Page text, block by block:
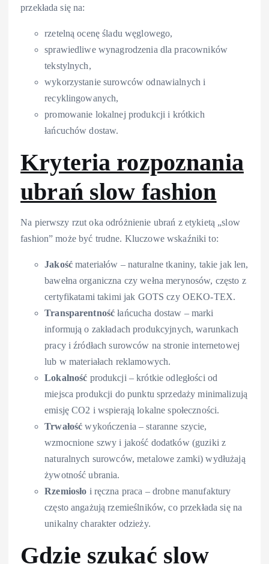
przekłada się na:
rzetelną ocenę śladu węglowego,
sprawiedliwe wynagrodzenia dla pracowników
tekstylnych,
wykorzystanie surowców odnawialnych i
recyklingowanych,
promowanie lokalnej produkcji i krótkich
łańcuchów dostaw.
Kryteria rozpoznania
ubrań slow fashion
Na pierwszy rzut oka odróżnienie ubrań z etykietą „slow
fashion” może być trudne. Kluczowe wskaźniki to:
Jakośćmateriałów – naturalne tkaniny, takie jak len,
bawełna organiczna czy wełna merynosów, często z
certyfikatami takimi jak GOTS czy OEKO-TEX.
Transparentność łańcucha dostaw – marki
informują o zakładach produkcyjnych, warunkach
pracy i źródłach surowców na stronie internetowej
lub w materiałach reklamowych.
Lokalność produkcji – krótkie odległości od
miejsca produkcji do punktu sprzedaży minimalizują
emisję CO2 i wspierają lokalne społeczności.
Trwałość wykończenia – staranne szycie,
wzmocnione szwy i jakość dodatków (guziki z
naturalnych surowców, metalowe zamki) wydłużają
żywotność ubrania.
Rzemiosło i ręczna praca – drobne manufaktury
często angażują rzemieślników, co przekłada się na
unikalny charakter odzieży.
Gdzie szukać slow